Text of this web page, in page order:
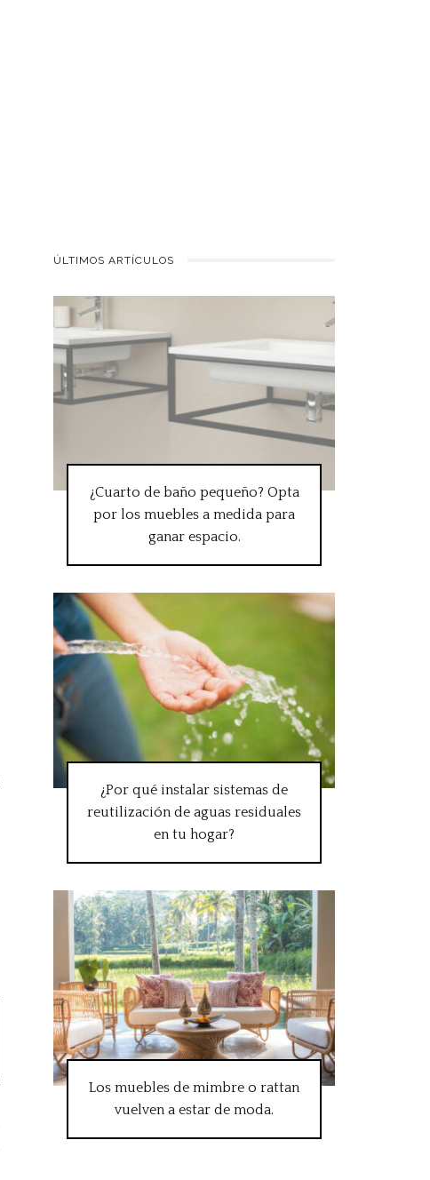
ÚLTIMOS ARTÍCULOS
¿Cuarto de baño pequeño? Opta
por los muebles a medida para
ganar espacio.
¿Por qué instalar sistemas de
reutilización de aguas residuales
en tu hogar?
Los muebles de mimbre o rattan
vuelven a estar de moda.